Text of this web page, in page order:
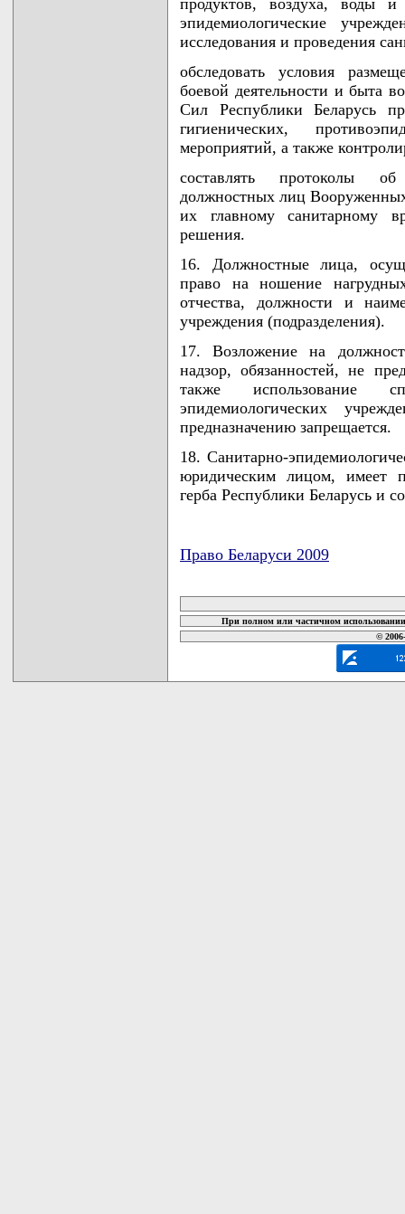
продуктов, воздуха, воды
эпидемиологические
исследования и проведения
обследовать условия
боевой деятельности и быта
Сил Республики Беларусь
гигиенических,
мероприятий, а также
составлять протоколы об
должностных лиц
их главному санитарному
решения.
16. Должностные лица,
право на ношение
отчества, должности и
учреждения (подразделения).
17. Возложение на
надзор, обязанностей, не
также использование
эпидемиологических
предназначению запрещается.
18. Санитарно-
юридическим лицом, имеет
герба Республики Беларусь и
Право Беларуси 2009
При полном или частичном
©